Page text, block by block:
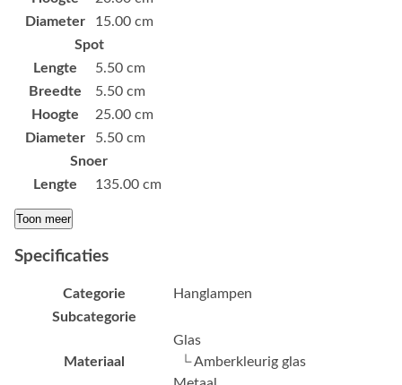
Diameter
15.00 cm
Spot
Lengte
5.50 cm
Breedte
5.50 cm
Hoogte
25.00 cm
Diameter
5.50 cm
Snoer
Lengte
135.00 cm
Toon meer
Specificaties
Categorie
Hanglampen
Subcategorie
Materiaal
Glas
└ Amberkleurig glas